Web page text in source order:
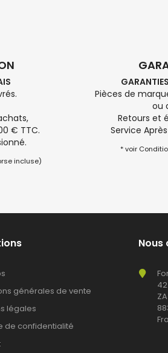
€ TTC.
incluse)
Pièces de
ou
Retours et
Service
* voir
générales de vente
légales
de confidentialité